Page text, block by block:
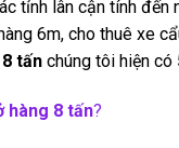
tỉnh lân cận tính
6m, cho thuê xe
tấn chúng tôi hiện có
hàng 8 tấn?